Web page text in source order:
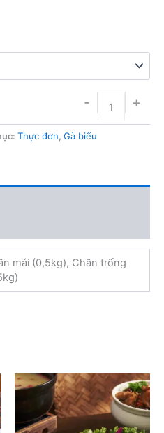
- +
Thực đơn, Gà biếu
mái (0,5kg), Chân trống